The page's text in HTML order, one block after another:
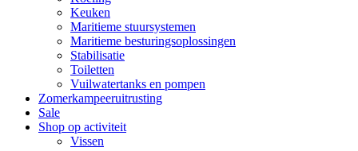
Keuken
Maritieme stuursystemen
Maritieme besturingsoplossingen
Stabilisatie
Toiletten
Vuilwatertanks en pompen
Zomerkampeeruitrusting
Sale
Shop op activiteit
Vissen